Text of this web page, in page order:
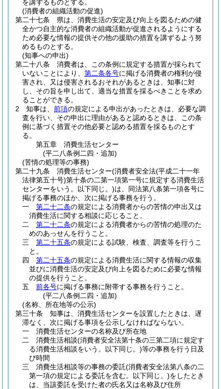
を講ずるものとする。
(消費者の組織活動の促進)
第二十七条
県は、消費生活の安定及び向上を図るための健
全かつ自主的な消費者の組織活動が促進されるようにする
ため必要な情報の提供その他の援助の措置を講ずるよう努
めるものとする。
(知事への申出)
第二十八条
消費者は、この条例に規定する措置が採られて
いないことにより、 第二条各号に掲げる消費者の権利が侵
害され、又は侵害されるおそれがあるときは、知事に対
し、その旨を申し出て、適当な措置を採るべきことを求め
ることができる。
2
知事は、 前項の規定による申出があったときは、必要な調
査を行い、その申出に理由があると認めるときは、この条
例に基づく措置その他必要と認める措置を採るものとす
る。
第五章
消費生活センター
(平二八条例二四・追加)
(苦情の処理等の事務)
第二十九条
消費生活センター(消費者安全法(平成二十一年
法律第五十号)第十条の二第一項第一号に規定する消費生活
センターをいう。以下同じ。)は、同法第八条第一項各号に
掲げる事務のほか、次に掲げる事務を行う。
一
第二十二条の規定による消費者からの苦情の申出又は
消費生活に関する相談に応じること。
二
第二十二条の規定による消費者からの苦情の処理のた
めのあっせんを行うこと。
三
第二十五条の規定による試験、検査、調査等を行うこ
と。
四
第二十五条の規定による消費生活に関する情報の収集
並びに消費生活の安定及び向上を図るために必要な情報
の提供を行うこと。
五
前各号に掲げる事務に附帯する事務を行うこと。
(平二八条例二四・追加)
(名称、所在地等の公示)
第三十条
知事は、消費生活センターを設置したときは、遅
滞なく、次に掲げる事項を公示しなければならない。
一
消費生活センターの名称及び所在地
二
消費生活相談(消費者安全法第十条の三第二項に規定す
る消費生活相談をいう。以下同じ。)等の事務を行う日及
び時間
三
消費生活相談等の事務の委託(消費者安全法第八条の二
第一項の規定による委託を含む。以下同じ。)をしたとき
は、当該委託を受けた者の氏名又は名称及び住所